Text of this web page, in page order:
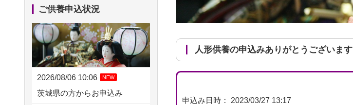
人形供養の申込みありがとうございます
申込み日時： 2023/03/27 13:17
ご供養申込状況
2026/08/06 10:06 NEW
茨城県の方からお申込み